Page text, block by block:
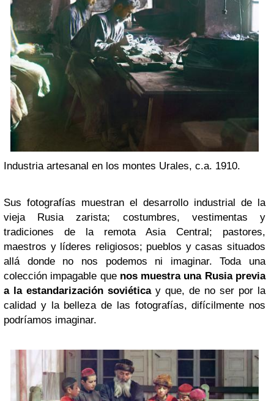
Industria artesanal en los montes Urales, c.a. 1910.
Sus fotografías muestran el desarrollo industrial de la
vieja Rusia zarista; costumbres, vestimentas y
tradiciones de la remota Asia Central; pastores,
maestros y líderes religiosos; pueblos y casas situados
allá donde no nos podemos ni imaginar. Toda una
colección impagable que nos muestra una Rusia previa
a la estandarización soviéticay que, de no ser por la
calidad y la belleza de las fotografías, difícilmente nos
podríamos imaginar.